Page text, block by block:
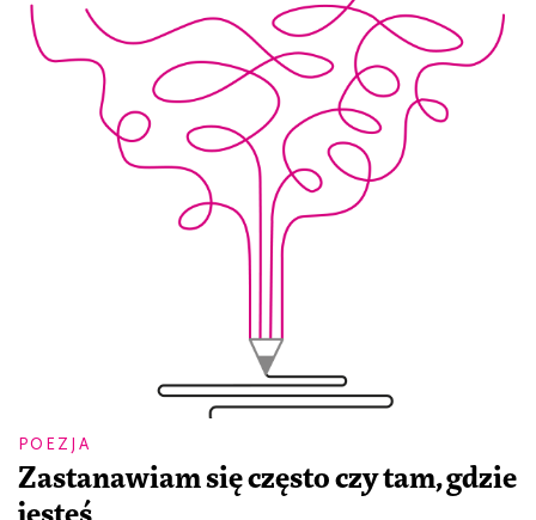
POEZJA
Zastanawiam się często czy tam, gdzie